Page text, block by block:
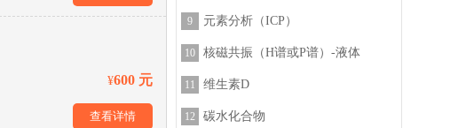
¥600 元
查看详情
9 元素分析（ICP）
10 核磁共振（H谱或P谱）-液体
11 维生素D
12 碳水化合物